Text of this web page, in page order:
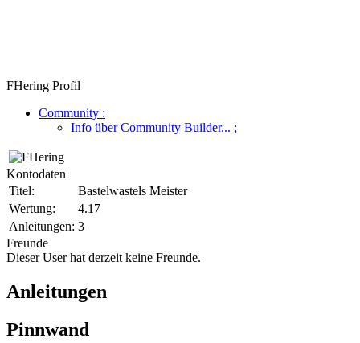
FHering Profil
Community :
Info über Community Builder... ;
Kontodaten
Titel:
Bastelwastels Meister
Wertung:
4.17
Anleitungen: 3
Freunde
Dieser User hat derzeit keine Freunde.
Anleitungen
Pinnwand